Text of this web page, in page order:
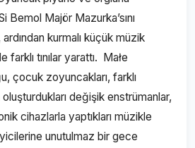
Bemol Majör Mazurka’sını
kurmalı küçük müzik
farklı tınılar yarattı. Małe
çocuk zoyuncakları, farklı
oluşturdukları değişik enstrümanlar,
cihazlarla yaptıkları müzikle
unutulmaz bir gece